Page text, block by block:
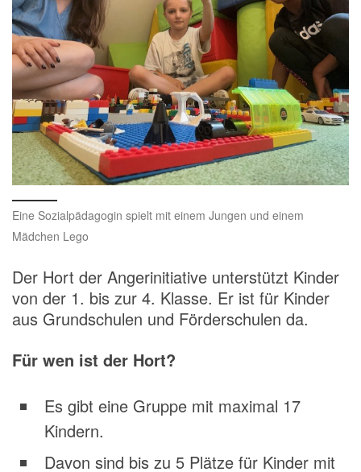
Eine Sozialpädagogin spielt mit einem Jungen und einem
Mädchen Lego
Der Hort der Angerinitiative unterstützt Kinder
von der 1. bis zur 4. Klasse. Er ist für Kinder
aus Grundschulen und Förderschulen da.
Für wen ist der Hort?
Es gibt eine Gruppe mit maximal 17
Kindern.
Davon sind bis zu 5 Plätze für Kinder mit